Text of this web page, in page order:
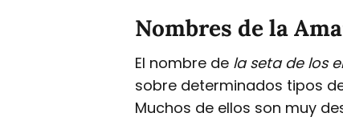
Nombres de la
El nombre de la seta de los
sobre determinados tipos
Muchos de ellos son muy